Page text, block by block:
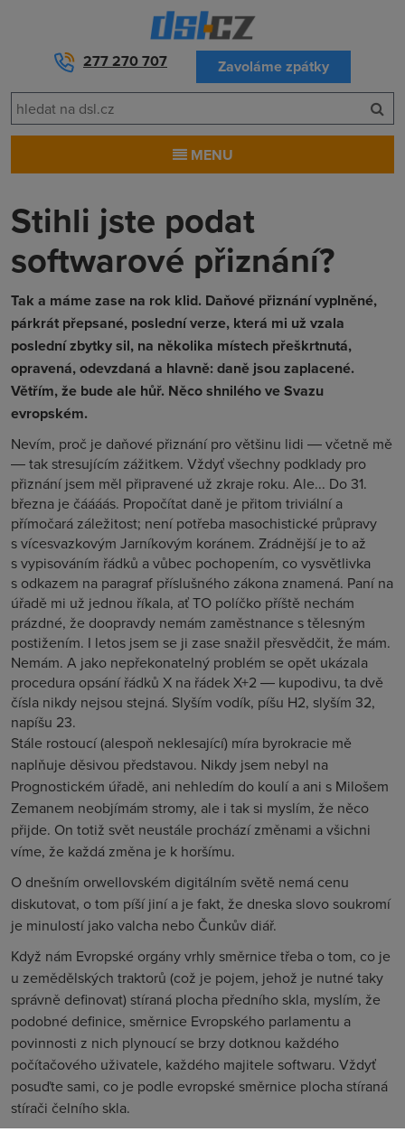
277 270 707 Zavoláme zpátky
MENU
Stihli jste podat
softwarové přiznání?
Tak a máme zase na rok klid. Daňové přiznání vyplněné,
párkrát přepsané, poslední verze, která mi už vzala
poslední zbytky sil, na několika místech přeškrtnutá,
opravená, odevzdaná a hlavně: daně jsou zaplacené.
Větřím, že bude ale hůř. Něco shnilého ve Svazu
evropském.
Nevím, proč je daňové přiznání pro většinu lidi ― včetně mě
― tak stresujícím zážitkem. Vždyť všechny podklady pro
přiznání jsem měl připravené už zkraje roku. Ale... Do 31.
března je čáááás. Propočítat daně je přitom triviální a
přímočará záležitost; není potřeba masochistické průpravy
s vícesvazkovým Jarníkovým koránem. Zrádnější je to až
s vypisováním řádků a vůbec pochopením, co vysvětlivka
s odkazem na paragraf příslušného zákona znamená. Paní na
úřadě mi už jednou říkala, ať TO políčko příště nechám
prázdné, že doopravdy nemám zaměstnance s tělesným
postižením. I letos jsem se ji zase snažil přesvědčit, že mám.
Nemám. A jako nepřekonatelný problém se opět ukázala
procedura opsání řádků X na řádek X+2 ― kupodivu, ta dvě
čísla nikdy nejsou stejná. Slyším vodík, píšu H2, slyším 32,
napíšu 23.
Stále rostoucí (alespoň neklesající) míra byrokracie mě
naplňuje děsivou představou. Nikdy jsem nebyl na
Prognostickém úřadě, ani nehledím do koulí a ani s Milošem
Zemanem neobjímám stromy, ale i tak si myslím, že něco
přijde. On totiž svět neustále prochází změnami a všichni
víme, že každá změna je k horšímu.
O dnešním orwellovském digitálním světě nemá cenu
diskutovat, o tom píší jiní a je fakt, že dneska slovo soukromí
je minulostí jako valcha nebo Čunkův diář.
Když nám Evropské orgány vrhly směrnice třeba o tom, co je
u zemědělských traktorů (což je pojem, jehož je nutné taky
správně definovat) stíraná plocha předního skla, myslím, že
podobné definice, směrnice Evropského parlamentu a
povinnosti z nich plynoucí se brzy dotknou každého
počítačového uživatele, každého majitele softwaru. Vždyť
posuďte sami, co je podle evropské směrnice plocha stíraná
stírači čelního skla.